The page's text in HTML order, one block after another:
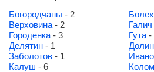
Богородчаны - 2
Верховина - 2 Галич
Городенка - 3 Гута -
Делятин - 1
Заболотов - 1
Калуш - 6